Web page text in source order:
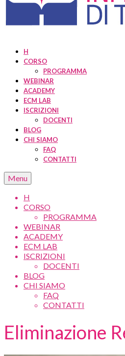
H
CORSO
PROGRAMMA
WEBINAR
ACADEMY
ECM LAB
ISCRIZIONI
DOCENTI
BLOG
CHI SIAMO
FAQ
CONTATTI
Menu
H
CORSO
PROGRAMMA
WEBINAR
ACADEMY
ECM LAB
ISCRIZIONI
DOCENTI
BLOG
CHI SIAMO
FAQ
CONTATTI
Eliminazione